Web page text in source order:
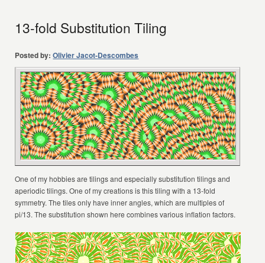
13-fold Substitution Tiling
Posted by: Olivier Jacot-Descombes
One of my hobbies are tilings and especially substitution tilings and
aperiodic tilings. One of my creations is this tiling with a 13-fold
symmetry. The tiles only have inner angles, which are multiples of
pi/13. The substitution shown here combines various inflation factors.